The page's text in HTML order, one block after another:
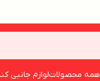
همه محصولاتلوازم جانبی